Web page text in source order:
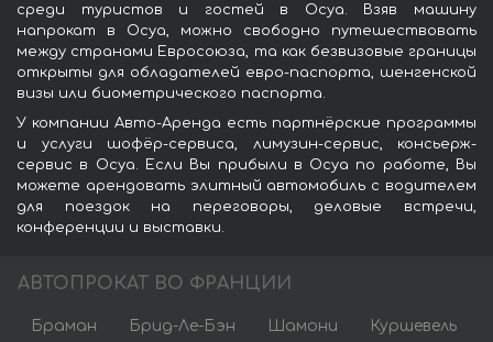
среди туристов и гостей в Осуа. Взяв машину
напрокат в Осуа, можно свободно путешествовать
между странами Евросоюза, та как безвизовые границы
открыты для обладателей евро-паспорта, шенгенской
визы или биометрического паспорта.
У компании Авто-Аренда есть партнёрские программы
и услуги шофёр-сервиса, лимузин-сервис, консьерж-
сервис в Осуа. Если Вы прибыли в Осуа по работе, Вы
можете арендовать элитный автомобиль с водителем
для поездок на переговоры, деловые встречи,
конференции и выставки.
АВТОПРОКАТ ВО ФРАНЦИИ
Браман Брид-Ле-Бэн Шамони Куршевель